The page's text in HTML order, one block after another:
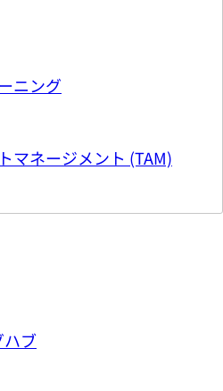
ニング
マネージメント (TAM)
ブ